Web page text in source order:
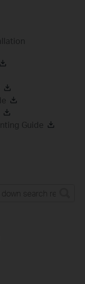
Guide